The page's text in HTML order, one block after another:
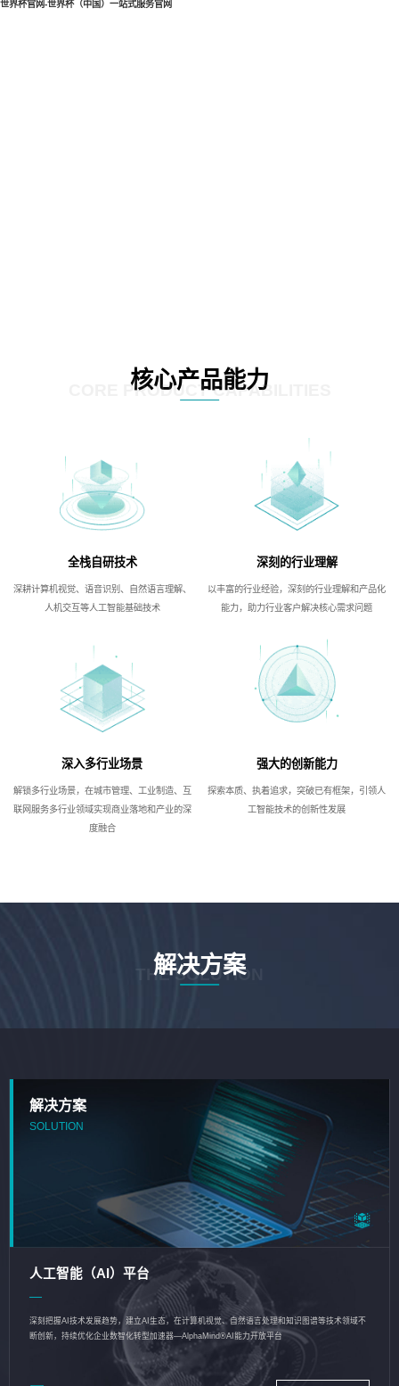
世界杯官网-世界杯（中国）一站式服务官网
核心产品能力
CORE PRODUCT CAPABILITIES
全栈自研技术
深耕计算机视觉、语音识别、自然语言理解、
人机交互等人工智能基础技术
深刻的行业理解
以丰富的行业经验，深刻的行业理解和产品化
能力，助力行业客户解决核心需求问题
深入多行业场景
解锁多行业场景，在城市管理、工业制造、互
联网服务多行业领域实现商业落地和产业的深
度融合
强大的创新能力
探索本质、执着追求，突破已有框架，引领人
工智能技术的创新性发展
解决方案
THE SOLUTION
解决方案
SOLUTION
人工智能（AI）平台
深刻把握AI技术发展趋势，建立AI生态，在计算机视觉、自然语言处理和知识图谱等技术领域不
断创新，持续优化企业数智化转型加速器—AlphaMind®AI能力开放平台